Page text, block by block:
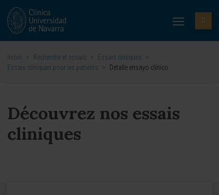
Inicio > Recherche et essais > Essais cliniques
>
Essais cliniques pour les patients
> Detalle ensayo clínico
Découvrez nos essais
cliniques